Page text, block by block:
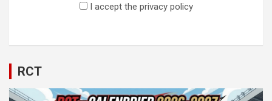
I accept the privacy policy
RCT